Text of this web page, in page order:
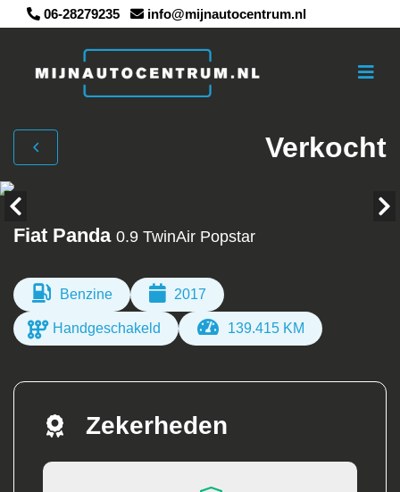
06-28279235 info@mijnautocentrum.nl
Verkocht
Fiat Panda 0.9 TwinAir Popstar
Benzine 2017
Handgeschakeld 139.415 KM
Zekerheden